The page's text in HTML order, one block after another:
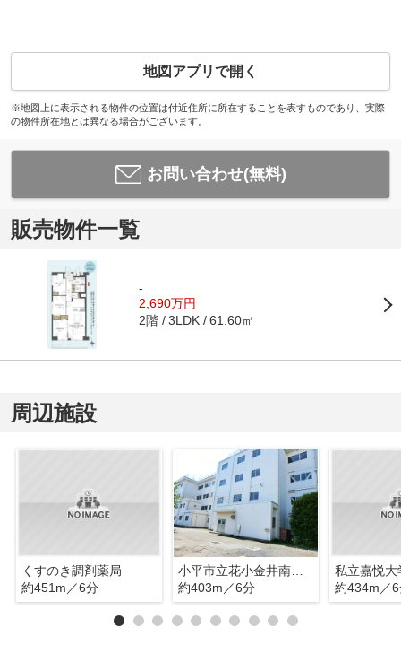
地図アプリで開く
※地図上に表示される物件の位置は付近住所に所在することを表すものであり、実際
の物件所在地とは異なる場合がございます。
お問い合わせ(無料)
販売物件一覧
-
2,690万円
2階 3LDK 61.60㎡
周辺施設
くすのき調剤薬局
約451m／6分
小平市立花小金井南中学校
約403m／6分
私立嘉悦大
約434m／